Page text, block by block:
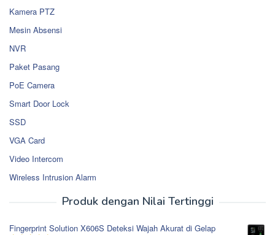
Kamera PTZ
Mesin Absensi
NVR
Paket Pasang
PoE Camera
Smart Door Lock
SSD
VGA Card
Video Intercom
Wireless Intrusion Alarm
Produk dengan Nilai Tertinggi
Fingerprint Solution X606S Deteksi Wajah Akurat di Gelap